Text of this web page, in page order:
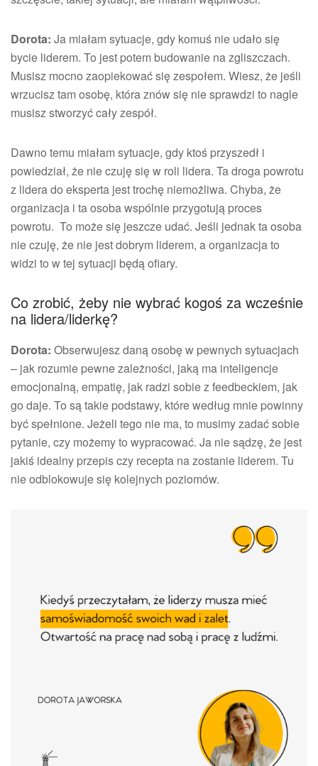
Dorota: Ja miałam sytuacje, gdy komuś nie udało się
bycie liderem. To jest potem budowanie na zgliszczach.
Musisz mocno zaopiekować się zespołem. Wiesz, że jeśli
wrzucisz tam osobę, która znów się nie sprawdzi to nagle
musisz stworzyć cały zespół.
Dawno temu miałam sytuacje, gdy ktoś przyszedł i
powiedział, że nie czuję się w roli lidera. Ta droga powrotu
z lidera do eksperta jest trochę niemożliwa. Chyba, że
organizacja i ta osoba wspólnie przygotują proces
powrotu. To może się jeszcze udać. Jeśli jednak ta osoba
nie czuję, że nie jest dobrym liderem, a organizacja to
widzi to w tej sytuacji będą ofiary.
Co zrobić, żeby nie wybrać kogoś za wcześnie
na lidera/liderkę?
Dorota: Obserwujesz daną osobę w pewnych sytuacjach
– jak rozumie pewne zależności, jaką ma inteligencje
emocjonalną, empatię, jak radzi sobie z feedbeckiem, jak
go daje. To są takie podstawy, które według mnie powinny
być spełnione. Jeżeli tego nie ma, to musimy zadać sobie
pytanie, czy możemy to wypracować. Ja nie sądzę, że jest
jakiś idealny przepis czy recepta na zostanie liderem. Tu
nie odblokowuje się kolejnych poziomów.